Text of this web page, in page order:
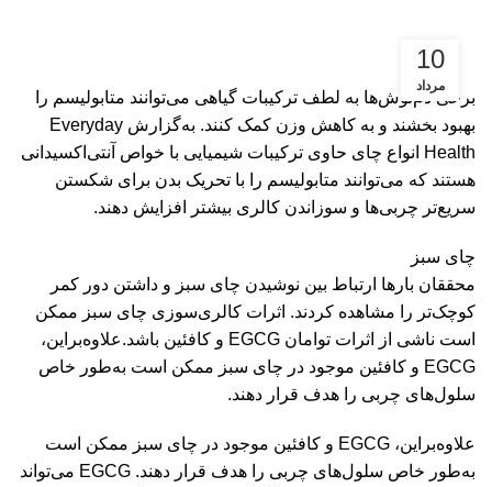
10
مرداد
برخی دم‌نوش‌ها به لطف ترکیبات گیاهی می‌توانند متابولیسم را
بهبود بخشند و به کاهش وزن کمک کنند. به‌گزارش Everyday
Health انواع چای حاوی ترکیبات شیمیایی با خواص آنتی‌اکسیدانی
هستند که می‌توانند متابولیسم را با تحریک بدن برای شکستن
سریع‌تر چربی‌ها و سوزاندن کالری بیشتر افزایش دهند.
چای سبز
محققان بارها ارتباط بین نوشیدن چای سبز و داشتن دور کمر
کوچک‌تر را مشاهده کردند. اثرات کالری‌سوزی چای سبز ممکن
است ناشی از اثرات توامان EGCG و کافئین باشد.علاوه‌بر‌این،
EGCG و کافئین موجود در چای سبز ممکن است به‌طور خاص
سلول‌های چربی را هدف قرار دهند.
علاوه‌بر‌این، EGCG و کافئین موجود در چای سبز ممکن است
به‌طور خاص سلول‌های چربی را هدف قرار دهند. EGCG می‌تواند